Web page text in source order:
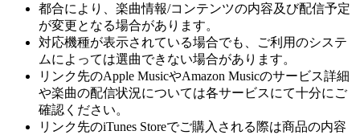
都合により、楽曲情報/コンテンツの内容及び配信予定
が変更となる場合があります。
対応機種が表示されている場合でも、ご利用のシステ
ムによっては選曲できない場合があります。
リンク先のApple MusicやAmazon Musicのサービス詳細
や楽曲の配信状況については各サービスにて十分にご
確認ください。
リンク先のiTunes Storeでご購入される際は商品の内容